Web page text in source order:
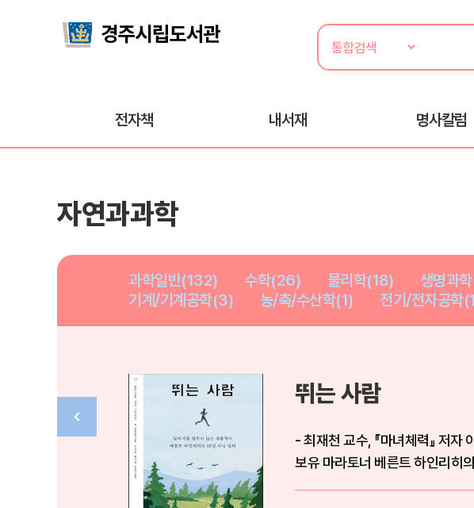
전자책 내서재 명사칼럼
자연과과학
과학일반(132) 수학(26) 물리학(18) 생명과
기계/기계공학(3)
농/축/수산학(1) 전기/전자공학
뛰는 사람
- 최재천 교수, 『마녀체력』 저
보유 마라토너 베른